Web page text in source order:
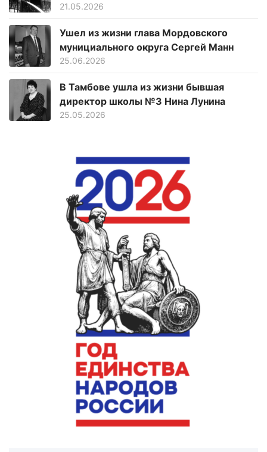
21.05.2026
Ушел из жизни глава Мордовского
мунициального округа Сергей Манн
25.06.2026
В Тамбове ушла из жизни бывшая
директор школы №3 Нина Лунина
25.05.2026